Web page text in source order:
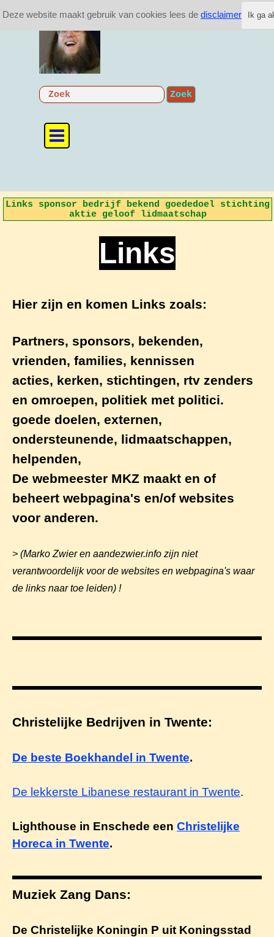
Deze website maakt gebruik van cookies lees de disclaimer Ik ga
Menu overslaan
Zoek
aan de zwier
Links sponsor bedrijf bekend goededoel stichting
aktie geloof lidmaatschap
Links
Hier zijn en komen Links zoals:
Partners, sponsors, bekenden,
vrienden, families, kennissen
acties, kerken, stichtingen, rtv zenders
en omroepen, politiek met politici.
goede doelen, externen,
ondersteunende, lidmaatschappen,
helpenden,
De webmeester MKZ maakt en of
beheert webpagina's en/of websites
voor anderen.
> (Marko Zwier en aandezwier.info zijn niet
verantwoordelijk voor de websites en webpagina's waar
de links naar toe leiden) !
Christelijke Bedrijven in Twente:
De beste Boekhandel in Twente.
De lekkerste Libanese restaurant in Twente.
Lighthouse in Enschede een Christelijke
Horeca in Twente.
Muziek Zang Dans:
De Christelijke Koningin P uit Koningsstad